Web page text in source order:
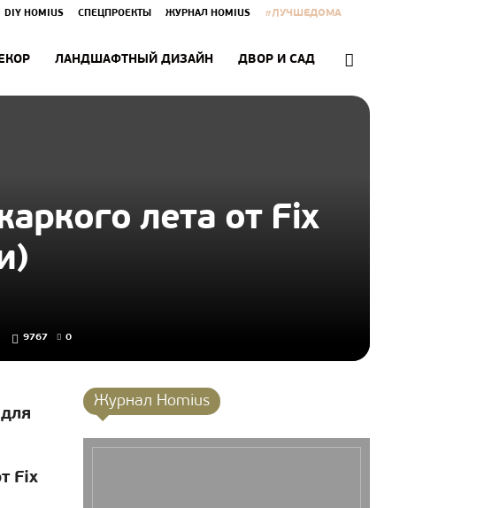
DIY HOMIUS СПЕЦПРОЕКТЫ ЖУРНАЛ HOMIUS #ЛУЧШЕДОМА
ЛАНДШАФТНЫЙ ДИЗАЙН ДВОР И САД
лета от Fix
9767 0
Fix
Журнал Homius